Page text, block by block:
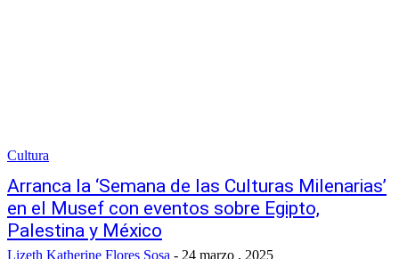
Cultura
Arranca la ‘Semana de las Culturas Milenarias’
en el Musef con eventos sobre Egipto,
Palestina y México
Lizeth Katherine Flores Sosa - 24 marzo , 2025